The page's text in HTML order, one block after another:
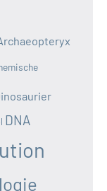
DNA